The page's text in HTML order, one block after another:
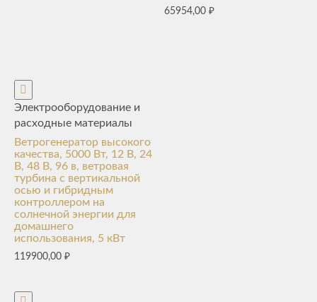
65954,00₽
Электрооборудование и
расходные материалы
Ветрогенератор высокого
качества, 5000 Вт, 12 В, 24
В, 48 В, 96 в, ветровая
турбина с вертикальной
осью и гибридным
контроллером на
солнечной энергии для
домашнего
использования, 5 кВт
119900,00 ₽